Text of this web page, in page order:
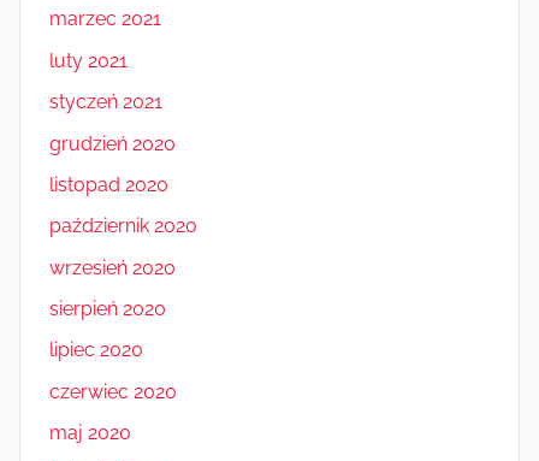
marzec 2021
luty 2021
styczeń 2021
grudzień 2020
listopad 2020
październik 2020
wrzesień 2020
sierpień 2020
lipiec 2020
czerwiec 2020
maj 2020